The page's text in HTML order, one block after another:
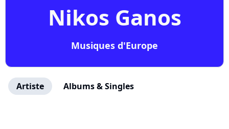
Nikos Ganos
Musiques d'Europe
Artiste Albums & Singles